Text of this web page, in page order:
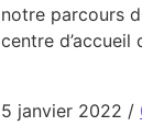
notre parcours
centre
5 janvier 2022 /